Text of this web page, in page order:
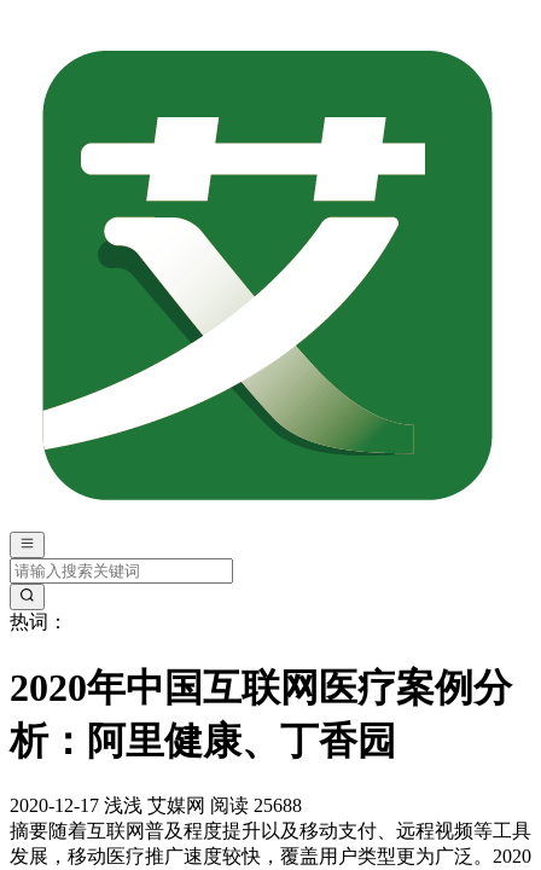
热词：
2020年中国互联网医疗案例分
析：阿里健康、丁香园
2020-12-17 浅浅 艾媒网 阅读 25688
摘要随着互联网普及程度提升以及移动支付、远程视频等工具
发展，移动医疗推广速度较快，覆盖用户类型更为广泛。2020